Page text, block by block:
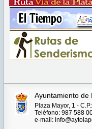
Ayuntamiento de
Plaza Mayor, 1 -
Teléfono: 987 588
e-mail: